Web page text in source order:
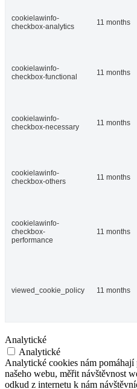
cookielawinfo-
checkbox-analytics
11 months
cookielawinfo-
checkbox-functional
11 months
cookielawinfo-
checkbox-necessary
11 months
cookielawinfo-
checkbox-others
11 months
cookielawinfo-
checkbox-
performance
11 months
viewed_cookie_policy 11 months
Analytické
Analytické
Analytické cookies nám
našeho webu, měřit návštěvnost
odkud z internetu k nám